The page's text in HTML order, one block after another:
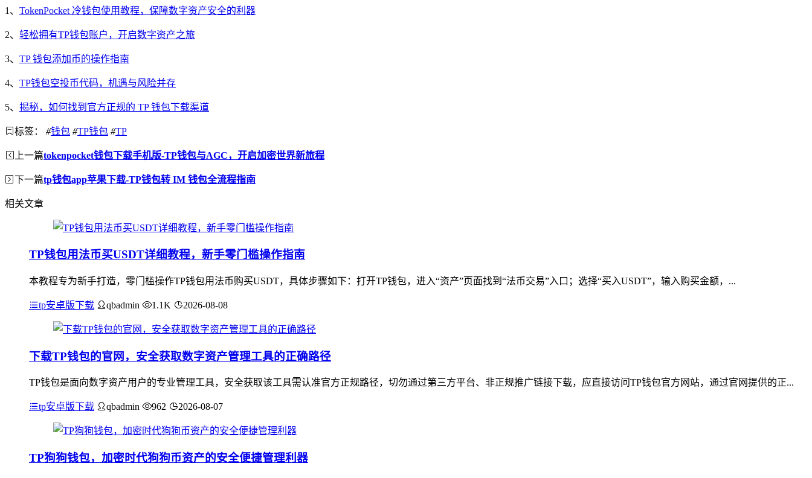
1、 TokenPocket 冷钱包使用教程，保障数字资产安全的利器
2、 轻松拥有TP钱包账户，开启数字资产之旅
3、 TP 钱包添加币的操作指南
4、 TP钱包空投币代码，机遇与风险并存
5、 揭秘，如何找到官方正规的 TP 钱包下载渠道
标签： #钱包 #TP钱包 #TP
上一篇tokenpocket钱包下载手机版-TP钱包与AGC，开启加密世界新旅程
下一篇tp钱包app苹果下载-TP钱包转 IM 钱包全流程指南
相关文章
TP钱包用法币买USDT详细教程，新手零门槛操作指南
本教程专为新手打造，零门槛操作TP钱包用法币购买USDT，具体步骤如下：打开TP钱包，进入“资产”页面找到“法币交易”入口；选择“买入USDT”，输入购买金额，...
tp安卓版下载 qbadmin 1.1K 2026-08-08
下载TP钱包的官网，安全获取数字资产管理工具的正确路径
TP钱包是面向数字资产用户的专业管理工具，安全获取该工具需认准官方正规路径，切勿通过第三方平台、非正规推广链接下载，应直接访问TP钱包官方网站，通过官网提供的正...
tp安卓版下载 qbadmin 962 2026-08-07
TP狗狗钱包，加密时代狗狗币资产的安全便捷管理利器